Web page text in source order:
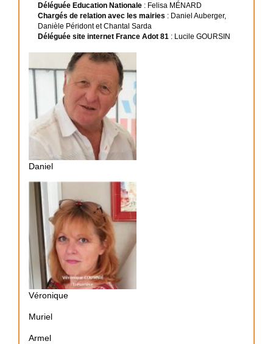
Déléguée Education Nationale : Felisa MÉNARD
Chargés de relation avec les mairies : Daniel Auberger,
Danièle Péridont et Chantal Sarda
Déléguée site internet France Adot 81 : Lucile GOURSIN
Daniel
Véronique
Muriel
Armel